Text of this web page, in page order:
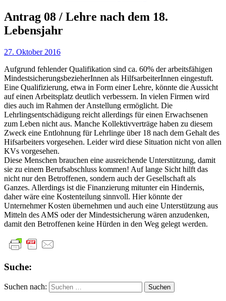
Antrag 08 / Lehre nach dem 18.
Lebensjahr
27. Oktober 2016
Aufgrund fehlender Qualifikation sind ca. 60% der arbeitsfähigen
MindestsicherungsbezieherInnen als HilfsarbeiterInnen eingestuft.
Eine Qualifizierung, etwa in Form einer Lehre, könnte die Aussicht
auf einen Arbeitsplatz deutlich verbessern. In vielen Firmen wird
dies auch im Rahmen der Anstellung ermöglicht. Die
Lehrlingsentschädigung reicht allerdings für einen Erwachsenen
zum Leben nicht aus. Manche Kollektivverträge haben zu diesem
Zweck eine Entlohnung für Lehrlinge über 18 nach dem Gehalt des
Hifsarbeiters vorgesehen. Leider wird diese Situation nicht von allen
KVs vorgesehen.
Diese Menschen brauchen eine ausreichende Unterstützung, damit
sie zu einem Berufsabschluss kommen! Auf lange Sicht hilft das
nicht nur den Betroffenen, sondern auch der Gesellschaft als
Ganzes. Allerdings ist die Finanzierung mitunter ein Hindernis,
daher wäre eine Kostenteilung sinnvoll. Hier könnte der
Unternehmer Kosten übernehmen und auch eine Unterstützung aus
Mitteln des AMS oder der Mindestsicherung wären anzudenken,
damit den Betroffenen keine Hürden in den Weg gelegt werden.
Suche:
Suchen nach: